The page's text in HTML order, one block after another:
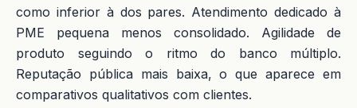
como inferior à dos pares. Atendimento dedicado à
PME pequena menos consolidado. Agilidade de
produto seguindo o ritmo do banco múltiplo.
Reputação pública mais baixa, o que aparece em
comparativos qualitativos com clientes.